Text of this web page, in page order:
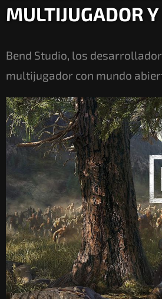
MULTIJUGADOR
Bend Studio, los
multijugador con mundo